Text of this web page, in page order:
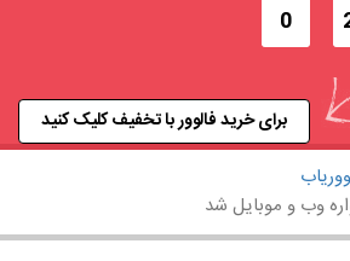
0
برای خرید فالوور با تخفیف کلیک کنید
وب و موبایل شد